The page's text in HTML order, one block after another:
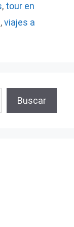
, tour en
,viajes a
Buscar